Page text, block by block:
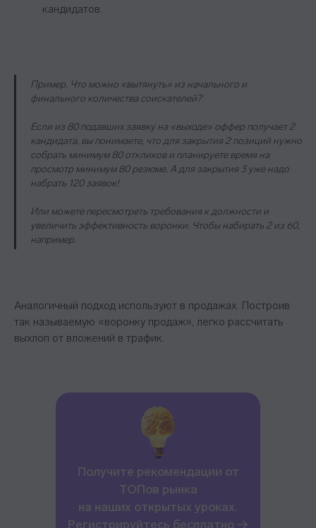
кандидатов.
Пример. Что можно «вытянуть» из начального и
финального количества соискателей?
Если из 80 подавших заявку на «выходе» оффер получает 2
кандидата, вы понимаете, что для закрытия 2 позиций нужно
собрать минимум 80 откликов и планируете время на
просмотр минимум 80 резюме. А для закрытия 3 уже надо
набрать 120 заявок!
Или можете пересмотреть требования к должности и
увеличить эффективность воронки. Чтобы набирать 2 из 60,
например.
Аналогичный подход используют в продажах. Построив
так называемую «воронку продаж», легко рассчитать
выхлоп от вложений в трафик.
Получите рекомендации от
ТОПов рынка
на наших открытых уроках.
Регистрируйтесь бесплатно →